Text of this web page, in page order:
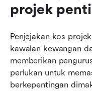
projek
Penjejakan kos
kawalan kewangan
memberikan
perlukan untuk
berkepentingan